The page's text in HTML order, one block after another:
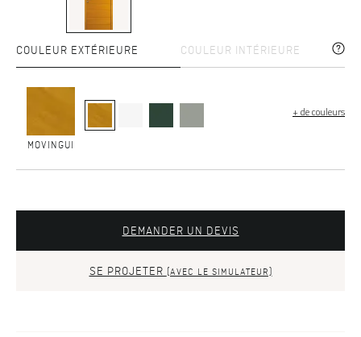
COULEUR EXTÉRIEURE COULEUR INTÉRIEURE
MOVINGUI
+ de couleurs
DEMANDER UN DEVIS
SE PROJETER (AVEC LE SIMULATEUR)